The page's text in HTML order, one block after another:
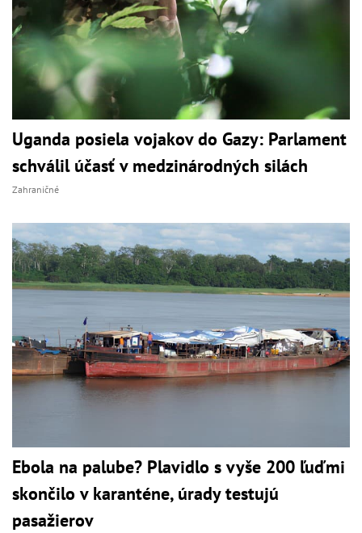
Uganda posiela vojakov do Gazy: Parlament
schválil účasť v medzinárodných silách
Zahraničné
Ebola na palube? Plavidlo s vyše 200 ľuďmi
skončilo v karanténe, úrady testujú
pasažierov